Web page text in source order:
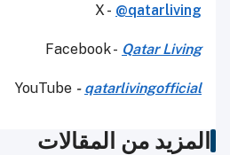
X - @qatarliving
Facebook - Qatar Living
YouTube - qatarlivingofficial
المزيد من المقالات